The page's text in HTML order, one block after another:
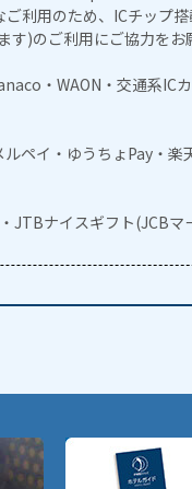
利用のため、ICチップ
)のご利用にご協力をお
・WAON・交通系IC
ルペイ・ゆうちょPay・楽
JTBナイスギフト(JCBマ